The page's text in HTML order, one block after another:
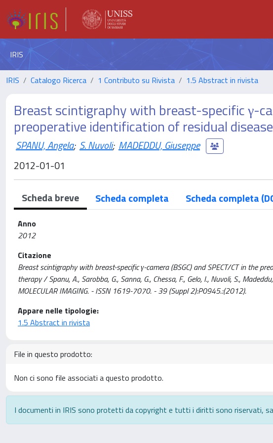
IRIS
IRIS Catalogo Ricerca 1 Contributo su Rivista 1.5 Abstract in rivista
Breast scintigraphy with breast-specific γ-
preoperative identification of residual
SPANU, Angela; S. Nuvoli; MADEDDU, Giuseppe
2012-01-01
Scheda breve Scheda completa Scheda completa
Anno
2012
Citazione
Breast scintigraphy with breast-specific γ-camera (BSGC) and SPECT/CT in the
therapy / Spanu, A., Sarobba, G., Sanna, G., Chessa, F., Gelo, I., Nuvoli, S.,
MOLECULAR IMAGING. - ISSN 1619-7070. - 39 (Suppl 2):P0945.:(2012).
Appare nelle tipologie:
1.5 Abstract in rivista
File in questo prodotto:
Non ci sono file associati a questo prodotto.
I documenti in IRIS sono protetti da copyright e tutti i diritti sono riservati,